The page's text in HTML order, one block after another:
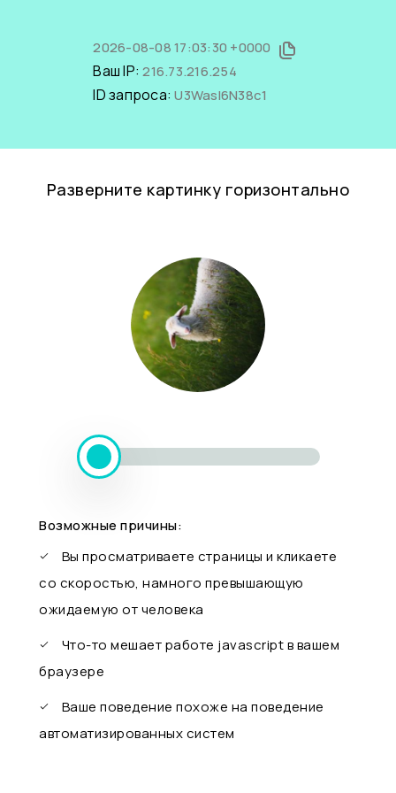
2026-08-08 17:03:30 +0000
Ваш IP:216.73.216.254
ID запроса:U3Wasl6N38c1
Разверните картинку горизонтально
Возможные причины:
Вы просматриваете страницы и кликаете
со скоростью, намного превышающую
ожидаемую от человека
Что-то мешает работе javascript в вашем
браузере
Ваше поведение похоже на поведение
автоматизированных систем